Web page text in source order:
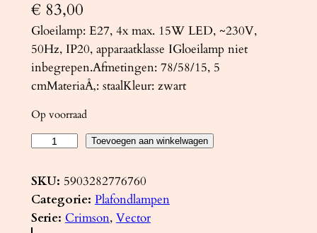
€ 83,00
Gloeilamp: E27, 4x max. 15W LED, ~230V,
50Hz, IP20, apparaatklasse IGloeilamp niet
inbegrepen.Afmetingen: 78/58/15, 5
cmMateriaÅ‚: staalKleur: zwart
Op voorraad
o
o
n
Toevoegen aan winkelwagen
SKU: 5903282776760
Categorie: Plafondlampen
Serie: Crimson, Vector